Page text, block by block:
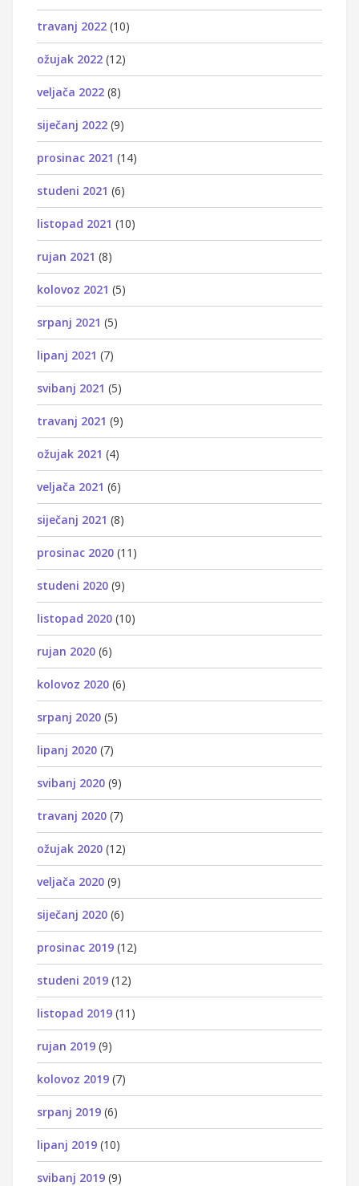
travanj 2022 (10)
ožujak 2022 (12)
veljača 2022 (8)
siječanj 2022 (9)
prosinac 2021 (14)
studeni 2021 (6)
listopad 2021 (10)
rujan 2021 (8)
kolovoz 2021 (5)
srpanj 2021 (5)
lipanj 2021 (7)
svibanj 2021 (5)
travanj 2021 (9)
ožujak 2021 (4)
veljača 2021 (6)
siječanj 2021 (8)
prosinac 2020 (11)
studeni 2020 (9)
listopad 2020 (10)
rujan 2020 (6)
kolovoz 2020 (6)
srpanj 2020 (5)
lipanj 2020 (7)
svibanj 2020 (9)
travanj 2020 (7)
ožujak 2020 (12)
veljača 2020 (9)
siječanj 2020 (6)
prosinac 2019 (12)
studeni 2019 (12)
listopad 2019 (11)
rujan 2019 (9)
kolovoz 2019 (7)
srpanj 2019 (6)
lipanj 2019 (10)
svibanj 2019 (9)